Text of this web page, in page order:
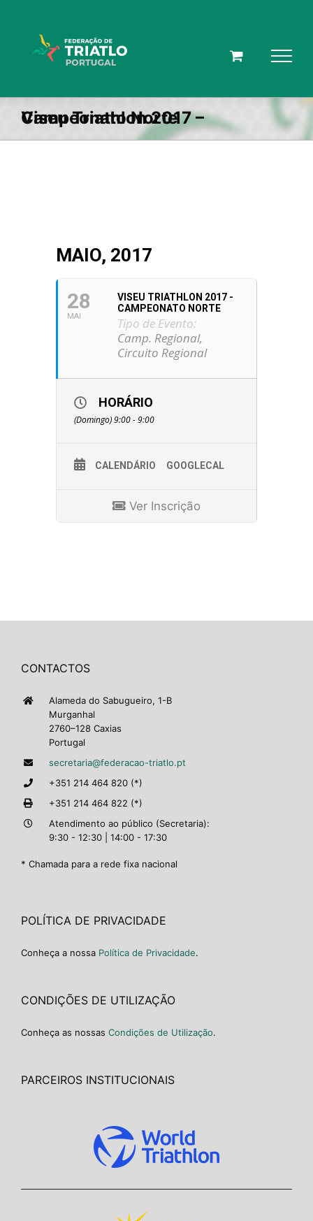
Viseu Triathlon 2017 – Campeonato Norte
MAIO, 2017
28
MAI
VISEU TRIATHLON 2017 -
CAMPEONATO NORTE
Tipo de Evento:
Camp. Regional,
Circuito Regional
HORÁRIO
(Domingo) 9:00 - 9:00
CALENDÁRIO GOOGLECAL
Ver Inscrição
CONTACTOS
Alameda do Sabugueiro, 1-B
Murganhal
2760–128 Caxias
Portugal
secretaria@federacao-triatlo.pt
+351 214 464 820 (*)
+351 214 464 822 (*)
Atendimento ao público (Secretaria):
9:30 - 12:30 | 14:00 - 17:30
* Chamada para a rede fixa nacional
POLÍTICA DE PRIVACIDADE
Conheça a nossa Política de Privacidade.
CONDIÇÕES DE UTILIZAÇÃO
Conheça as nossas Condições de Utilização.
PARCEIROS INSTITUCIONAIS